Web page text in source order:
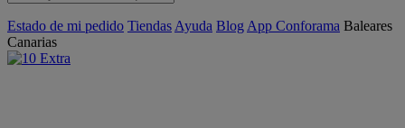
Estado de mi pedido Tiendas Ayuda Blog App Conforama Baleares
Canarias